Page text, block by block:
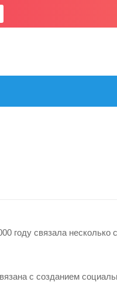
году связала
с созданием